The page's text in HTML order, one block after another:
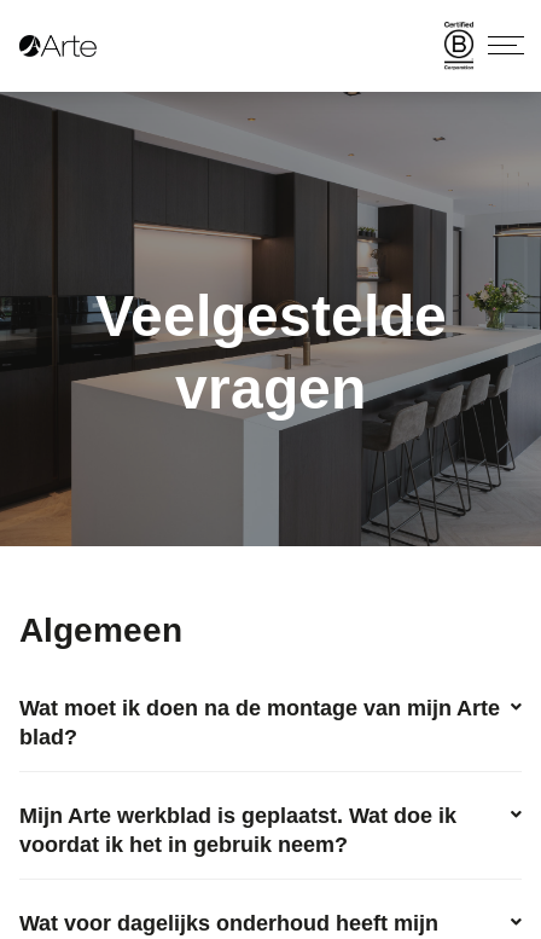
Veelgestelde
vragen
Algemeen
Wat moet ik doen na de montage van mijn Arte
blad?
Mijn Arte werkblad is geplaatst. Wat doe ik
voordat ik het in gebruik neem?
Wat voor dagelijks onderhoud heeft mijn